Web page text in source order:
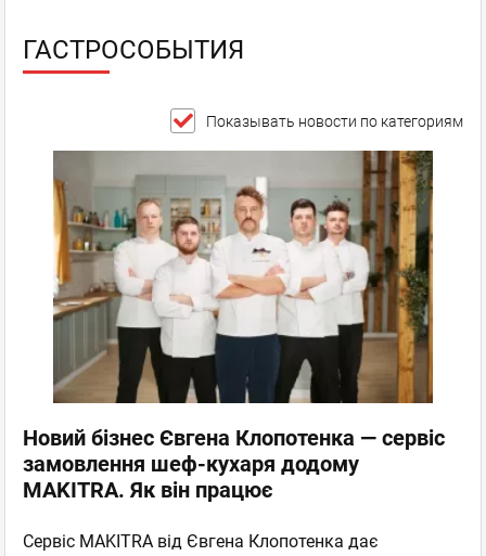
ГАСТРОСОБЫТИЯ
Показывать новости по категориям
Новий бізнес Євгена Клопотенка — сервіс
замовлення шеф-кухаря додому
MAKITRA. Як він працює
Сервіс MAKITRA від Євгена Клопотенка дає